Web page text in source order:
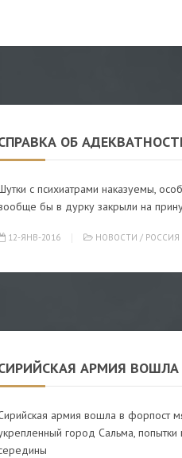
ОБ
с психиатрами наказуемы,
бы в дурку закрыли на
12-ЯНВ-2016 НОВОСТИ / РОССИЯ
АРМИЯ ВОШЛА
армия вошла в форпост
город Сальма,